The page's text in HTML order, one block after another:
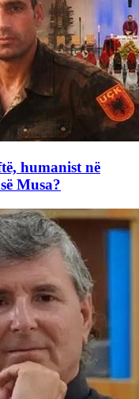
humanist në
Musa?